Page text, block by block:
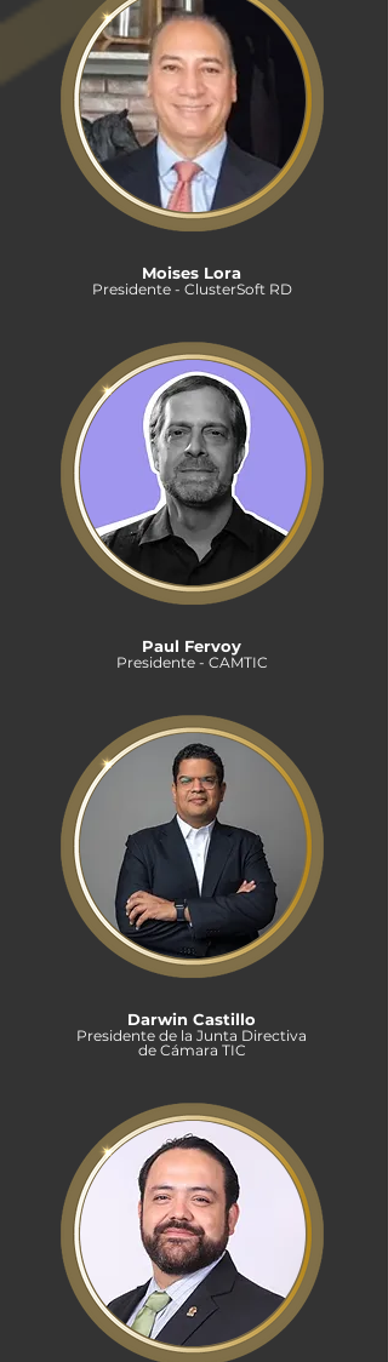
Moises Lora
Presidente - ClusterSoft RD
Paul Fervoy
Presidente - CAMTIC
Darwin Castillo
Presidente de la Junta Directiva
de Cámara TIC